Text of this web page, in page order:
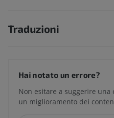
Traduzioni
Hai notato un errore?
Non esitare a suggerire
un miglioramento dei